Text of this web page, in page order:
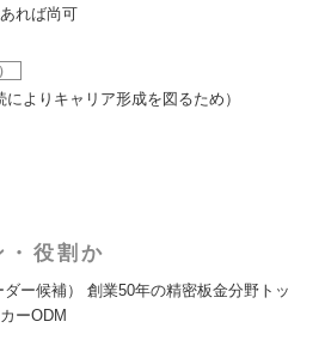
れば尚可
よりキャリア形成を図るため）
・役割か
ー候補） 創業50年の精密板金分野トッ
ーODM